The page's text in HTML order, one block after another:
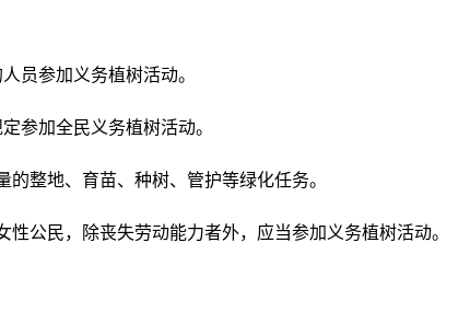
员参加义务植树活动。
参加全民义务植树活动。
整地、育苗、种树、管护等绿化任务。
公民，除丧失劳动能力者外，应当参加义务植树活动。